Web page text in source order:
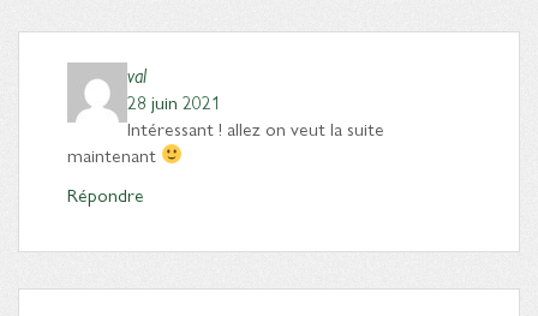
val
28 juin 2021
Intéressant ! allez on veut la suite
maintenant
Répondre